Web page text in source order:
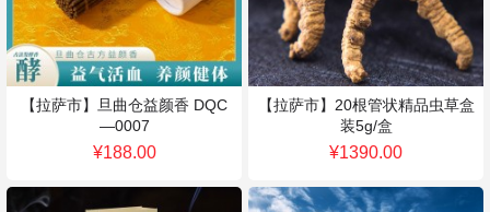
【拉萨市】旦曲仓益颜香 DQC
—0007
¥188.00
【拉萨市】20根管状精品虫草盒
装5g/盒
¥1390.00